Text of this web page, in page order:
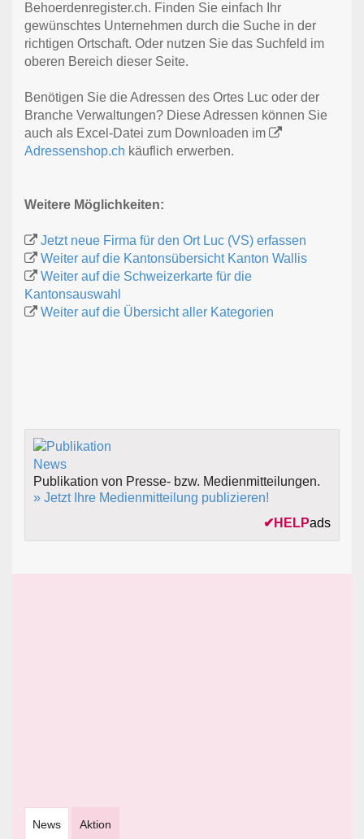
Behoerdenregister.ch. Finden Sie einfach Ihr
gewünschtes Unternehmen durch die Suche in der
richtigen Ortschaft. Oder nutzen Sie das Suchfeld im
oberen Bereich dieser Seite.
Benötigen Sie die Adressen des Ortes Luc oder der
Branche Verwaltungen? Diese Adressen können Sie
auch als Excel-Datei zum Downloaden im
Adressenshop.ch käuflich erwerben.
Weitere Möglichkeiten:
Jetzt neue Firma für den Ort Luc (VS) erfassen
Weiter auf die Kantonsübersicht Kanton Wallis
Weiter auf die Schweizerkarte für die
Kantonsauswahl
Weiter auf die Übersicht aller Kategorien
Publikation von Presse- bzw. Medienmitteilungen.
» Jetzt Ihre Medienmitteilung publizieren!
✔ HELPads
News Aktion